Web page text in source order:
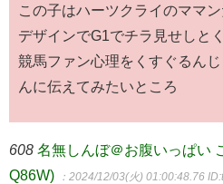
この子はハーツクライのママ
デザインでG1でチラ見せしと
競馬ファン心理をくすぐるん
んに伝えてみたいところ
608 名無しんぼ＠お腹いっぱい
Q86W)
：2024/12/03(火) 01:00:48.76